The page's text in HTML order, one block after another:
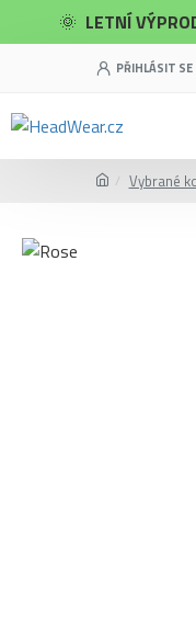
🌞 LETNÍ
PŘIHLÁSIT SE
Vybrané